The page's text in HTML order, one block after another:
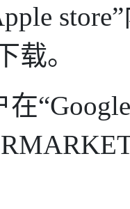
store
载。
在“